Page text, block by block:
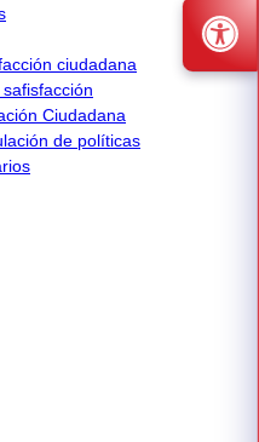
ciudadana
Ciudadana
de políticas